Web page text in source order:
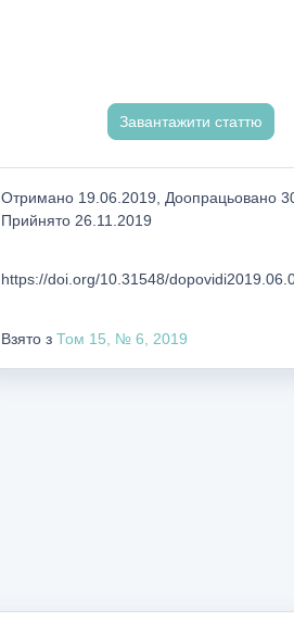
Завантажити статтю
Отримано 19.06.2019, Доопрацьовано
Прийнято 26.11.2019
https://doi.org/10.31548/
Взято з Том 15, № 6, 2019